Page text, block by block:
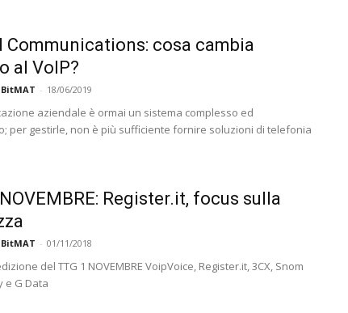
Communications: cosa cambia
al VoIP?
- 18/06/2019
aziendale è ormai un sistema complesso ed
per gestirle, non è più sufficiente fornire soluzioni di telefonia
Register.it, focus sulla
- 01/11/2018
del TTG 1 NOVEMBRE VoipVoice, Register.it, 3CX, Snom
e G Data